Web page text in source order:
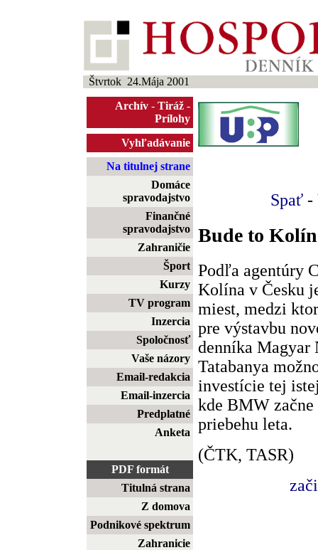
Štvrtok 24.Mája 2001
Archív - Tiráž -
Prílohy
Vyhľadávanie
Na titulnej strane
Domáce
spravodajstvo
Finančné
spravodajstvo
Zahraničie
Šport
Kurzy
TV program
Inzercia
Spoločnosť
Vaše názory
Email-redakcia
Email-inzercia
Predplatné
Anketa
PDF formát
Titulná strana
Z domova
Podnikové spektrum
Zahranicie
Spať -
Bude to
Podľa agentúry
Kolína v Česku
miest, medzi
pre výstavbu
denníka Magyar
Tatabanya
investície tej
kde BMW začne
priebehu leta.
(ČTK, TASR)